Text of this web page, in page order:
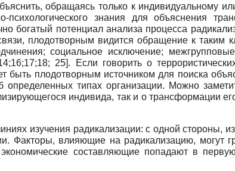
обращаясь только к индивидуальному
психологического знания для объяснения
богатый потенциал анализа процесса
плодотворным видится обращение к таким
социальное исключение;
25].
Если говорить о
быть плодотворным источником для поиска
типах организации. Можно
индивида, так и о трансформации
изучения радикализации: с одной стороны,
Факторы, влияющие на радикализацию, могут
составляющие попадают в